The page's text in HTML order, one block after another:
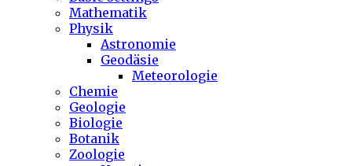
Mathematik
Physik
Astronomie
Geodäsie
Meteorologie
Chemie
Geologie
Biologie
Botanik
Zoologie